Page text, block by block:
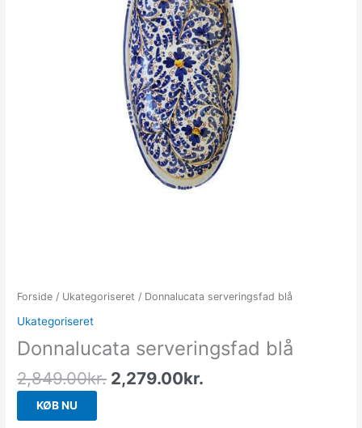
Forside / Ukategoriseret / Donnalucata serveringsfad blå
Ukategoriseret
Donnalucata serveringsfad blå
2,849.00kr. 2,279.00kr.
KØB NU